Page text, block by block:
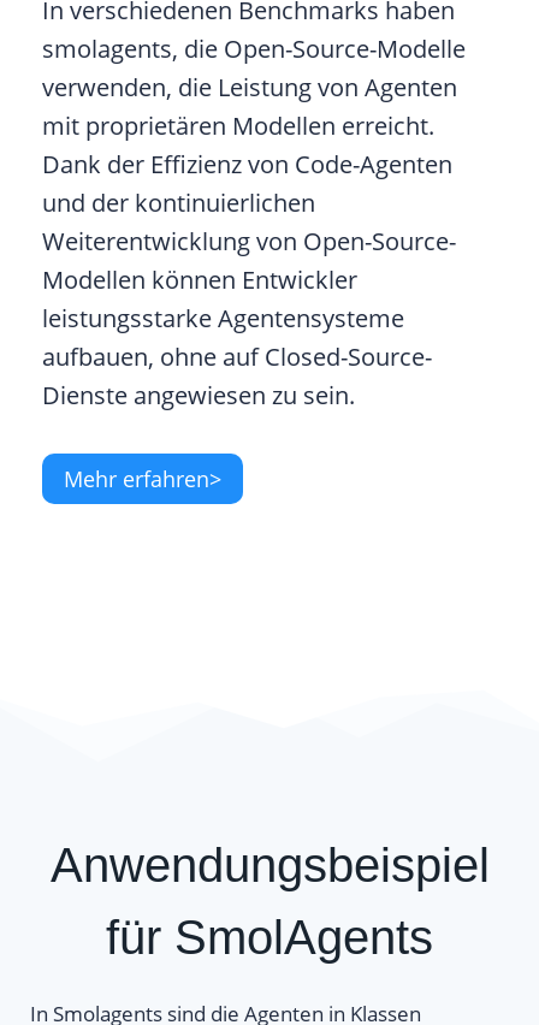
In verschiedenen Benchmarks haben
smolagents, die Open-Source-Modelle
verwenden, die Leistung von Agenten
mit proprietären Modellen erreicht.
Dank der Effizienz von Code-Agenten
und der kontinuierlichen
Weiterentwicklung von Open-Source-
Modellen können Entwickler
leistungsstarke Agentensysteme
aufbauen, ohne auf Closed-Source-
Dienste angewiesen zu sein.
Mehr erfahren>
Anwendungsbeispiel
für SmolAgents
In Smolagents sind die Agenten in Klassen